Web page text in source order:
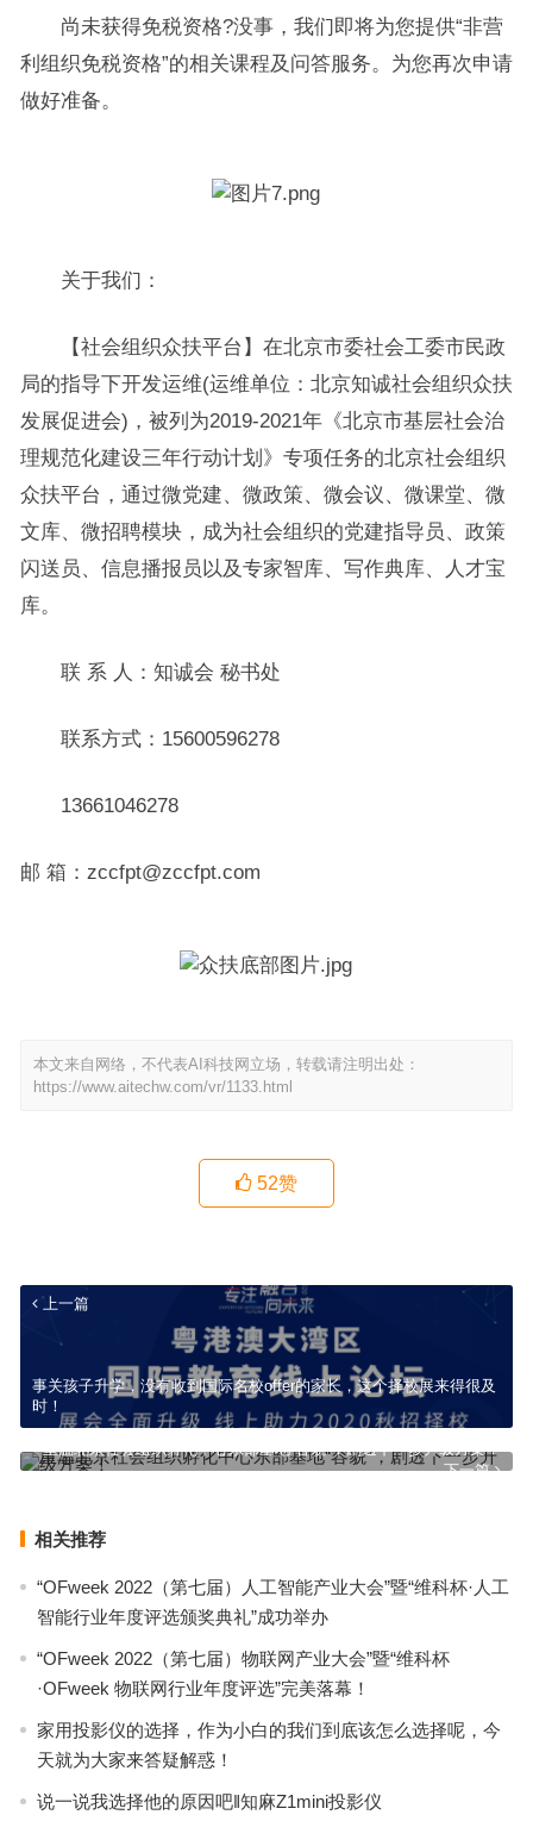
尚未获得免税资格?没事，我们即将为您提供“非营
利组织免税资格”的相关课程及问答服务。为您再次申请
做好准备。
关于我们：
【社会组织众扶平台】在北京市委社会工委市民政
局的指导下开发运维(运维单位：北京知诚社会组织众扶
发展促进会)，被列为2019-2021年《北京市基层社会治
理规范化建设三年行动计划》专项任务的北京社会组织
众扶平台，通过微党建、微政策、微会议、微课堂、微
文库、微招聘模块，成为社会组织的党建指导员、政策
闪送员、信息播报员以及专家智库、写作典库、人才宝
库。
联 系 人：知诚会 秘书处
联系方式：15600596278
13661046278
邮 箱：zccfpt@zccfpt.com
本文来自网络，不代表AI科技网立场，转载请注明出处：
https://www.aitechw.com/vr/1133.html
52赞
上一篇
事关孩子升学，没有收到国际名校offer的家长，这个择校展来得很及
时！
下一篇
重温北京社会组织孵化中心东部基地“容貌”，剧透下一步升级方案！
相关推荐
“OFweek 2022（第七届）人工智能产业大会”暨“维科杯·人工
智能行业年度评选颁奖典礼”成功举办
“OFweek 2022（第七届）物联网产业大会”暨“维科杯
·OFweek 物联网行业年度评选”完美落幕！
家用投影仪的选择，作为小白的我们到底该怎么选择呢，今
天就为大家来答疑解惑！
说一说我选择他的原因吧‖知麻Z1mini投影仪